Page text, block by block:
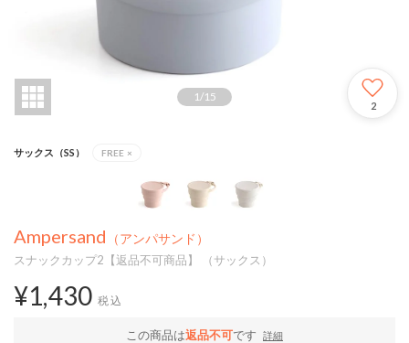
1 /15
2
サックス（SS） FREE ×
Ampersand （アンパサンド）
スナックカップ2【返品不可商品】 （サックス）
¥1,430 税込
この商品は返品不可です 詳細